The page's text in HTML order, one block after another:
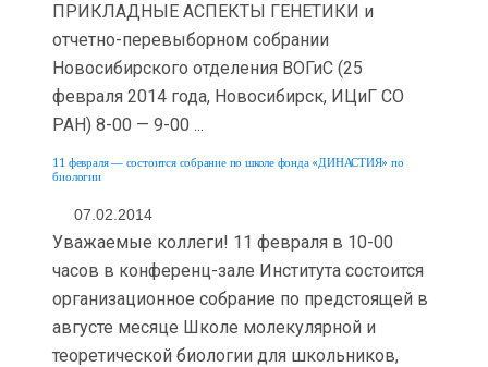
ПРИКЛАДНЫЕ АСПЕКТЫ ГЕНЕТИКИ и
отчетно-перевыборном собрании
Новосибирского отделения ВОГиС (25
февраля 2014 года, Новосибирск, ИЦиГ СО
РАН) 8-00 — 9-00 ...
11 февраля — состоится собрание по школе фонда «ДИНАСТИЯ» по
биологии
07.02.2014
Уважаемые коллеги! 11 февраля в 10-00
часов в конференц-зале Института состоится
организационное собрание по предстоящей в
августе месяце Школе молекулярной и
теоретической биологии для школьников,